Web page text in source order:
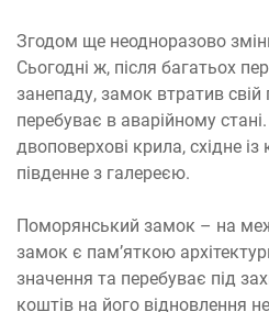
Згодом ще неодноразово
Сьогодні ж, після багатьох
занепаду, замок втратив свій
перебуває в аварійному
двоповерхові крила, східне
південне з галереєю.
Поморянський замок – на
замок є пам’яткою
значення та перебуває під
коштів на його відновлення